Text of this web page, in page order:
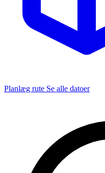
Planlæg rute Se alle datoer